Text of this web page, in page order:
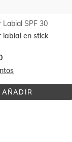
Labial SPF 30
labial en stick
AÑADIRPROTECTOR